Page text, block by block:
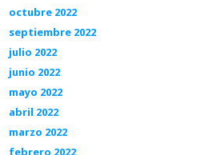
octubre 2022
septiembre 2022
julio 2022
junio 2022
mayo 2022
abril 2022
marzo 2022
febrero 2022